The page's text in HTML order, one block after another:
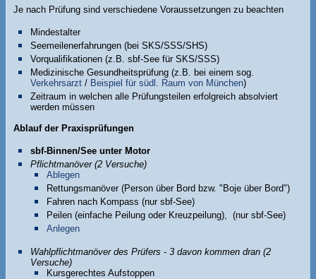
Je nach Prüfung sind verschiedene Voraussetzungen zu beachten
Mindestalter
Seemeilenerfahrungen (bei SKS/SSS/SHS)
Vorqualifikationen (z.B. sbf-See für SKS/SSS)
Medizinische Gesundheitsprüfung (z.B. bei einem sog.
Verkehrsarzt/ Beispiel für südl. Raum von München)
Zeitraum in welchen alle Prüfungsteilen erfolgreich absolviert
werden müssen
Ablauf der Praxisprüfungen
sbf-Binnen/See unter Motor
Pflichtmanöver (2 Versuche)
Ablegen
Rettungsmanöver (Person über Bord bzw. "Boje über Bord")
Fahren nach Kompass (nur sbf-See)
Peilen (einfache Peilung oder Kreuzpeilung), (nur sbf-See)
Anlegen
Wahlpflichtmanöver des Prüfers - 3 davon kommen dran (2
Versuche)
Kursgerechtes Aufstoppen